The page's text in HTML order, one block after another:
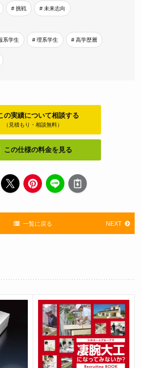
# 挑戦 # 未来志向
系学生 # 理系学生 # 高学歴層
の実績について相談する
（見積もり・相談無料）
この仕様の料金を見る
一覧に戻る NEXT